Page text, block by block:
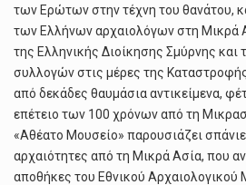
των Ερώτων στην τέχνη του θανάτου,
των Ελλήνων αρχαιολόγων στη Μικρά
της Ελληνικής Διοίκησης Σμύρνης
συλλογών στις μέρες της
από δεκάδες θαυμάσια αντικείμενα,
επέτειο των 100 χρόνων από τη
«Αθέατο Μουσείο» παρουσιάζει
αρχαιότητες από τη Μικρά Ασία, που
αποθήκες του Εθνικού Αρχαιολογικού